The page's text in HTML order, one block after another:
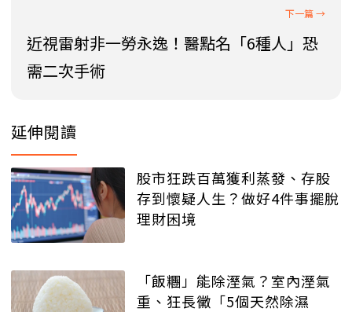
近視雷射非一勞永逸！醫點名「6種人」恐
需二次手術
延伸閱讀
股市狂跌百萬獲利蒸發、存股
存到懷疑人生？做好4件事擺脫
理財困境
「飯糰」能除溼氣？室內溼氣
重、狂長黴「5個天然除濕